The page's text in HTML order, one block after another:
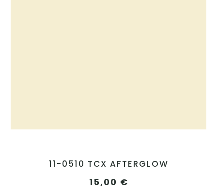
11-0510 TCX AFTERGLOW
15,00 €